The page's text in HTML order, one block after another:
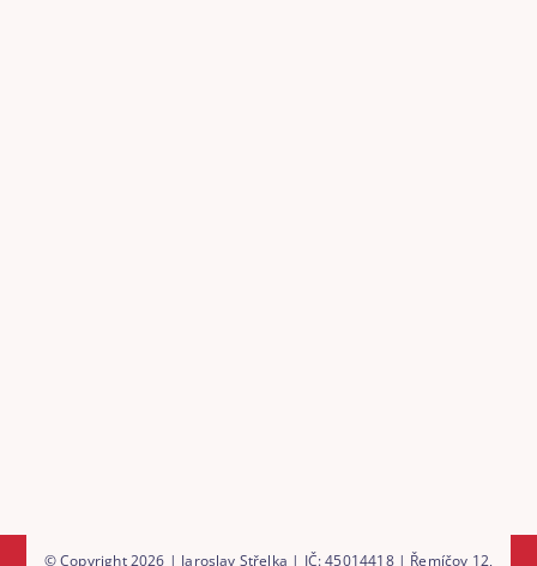
© Copyright 2026 | Jaroslav Střelka | IČ: 45014418 | Řemíčov 12,